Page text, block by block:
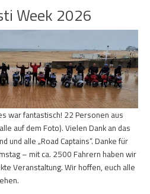
Week 2026
war fantastisch! 22 Personen aus
auf dem Foto). Vielen Dank an das
und alle „Road Captains“. Danke für
– mit ca. 2500 Fahrern haben wir
Veranstaltung. Wir hoffen, euch alle